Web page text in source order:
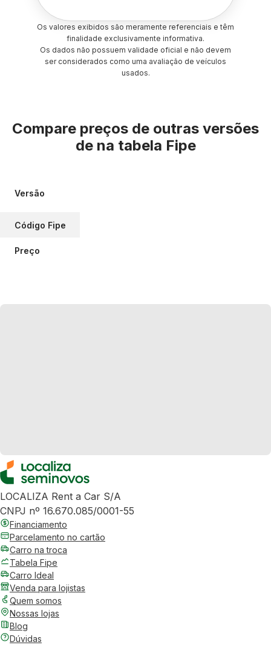
Os valores exibidos são meramente referenciais e têm
finalidade exclusivamente informativa.
Os dados não possuem validade oficial e não devem
ser considerados como uma avaliação de veículos
usados.
Compare preços de outras versões
de na tabela Fipe
Versão
Código Fipe
Preço
LOCALIZA Rent a Car S/A
CNPJ nº 16.670.085/0001-55
Financiamento
Parcelamento no cartão
Carro na troca
Tabela Fipe
Carro Ideal
Venda para lojistas
Quem somos
Nossas lojas
Blog
Dúvidas